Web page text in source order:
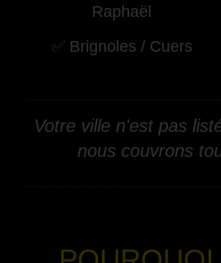
Raphaël
✅ Brignoles / Cuers
Votre ville n'est pas
nous couvrons